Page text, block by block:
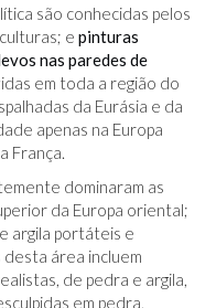
são conhecidas pelos
e pinturas
nas paredes de
em toda a região do
da Eurásia e da
apenas na Europa
França.
dominaram as
da Europa oriental;
argila portáteis e
desta área incluem
de pedra e argila,
em pedra,